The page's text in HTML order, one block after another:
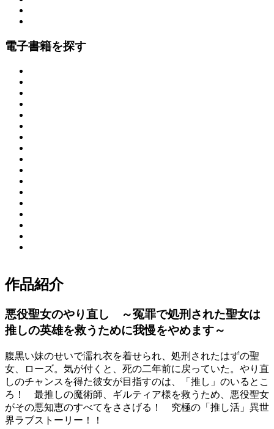
電子書籍を探す
作品紹介
悪役聖女のやり直し ～冤罪で処刑された聖女は
推しの英雄を救うために我慢をやめます～
腹黒い妹のせいで濡れ衣を着せられ、処刑されたはずの聖
女、ローズ。気が付くと、死の二年前に戻っていた。やり直
しのチャンスを得た彼女が目指すのは、「推し」のいるとこ
ろ！ 最推しの魔術師、ギルティア様を救うため、悪役聖女
がその悪知恵のすべてをささげる！ 究極の「推し活」異世
界ラブストーリー！！